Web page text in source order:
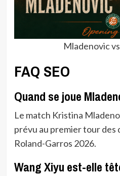
Mladenovic
FAQ SEO
Quand se joue
Le match Kristina
prévu au premier tour des
Roland-Garros 2026.
Wang Xiyu est-elle